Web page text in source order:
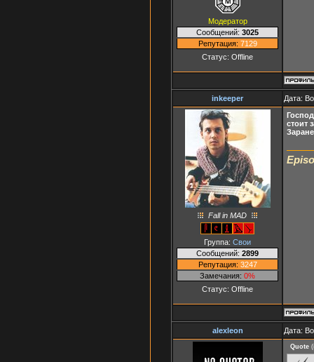
Модератор
Сообщений: 3025
Репутация: 7129
Статус: Offline
inkeeper Дата:
Fall in MAD
Группа: Свои
Сообщений: 2899
Репутация: 3247
Замечания: 0%
Статус: Offline
стоит
alexleon Дата:
Quote (